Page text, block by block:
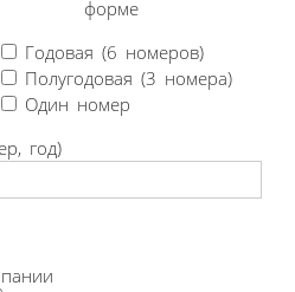
форме
Годовая (6 номеров)
Полугодовая (3 номера)
Один номер
год)